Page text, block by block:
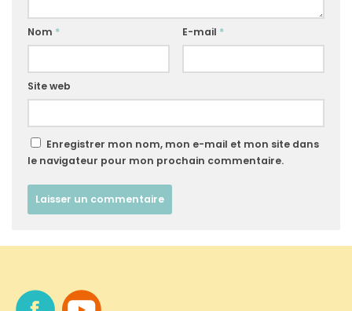
Nom * E-mail *
Site web
Enregistrer mon nom, mon e-mail et mon site dans
le navigateur pour mon prochain commentaire.